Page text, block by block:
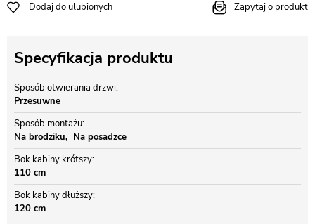
Dodaj do ulubionych Zapytaj o produkt
Specyfikacja produktu
Sposób otwierania drzwi
Przesuwne
Sposób montażu
Na brodziku
Na posadzce
Bok kabiny krótszy
110 cm
Bok kabiny dłuższy
120 cm